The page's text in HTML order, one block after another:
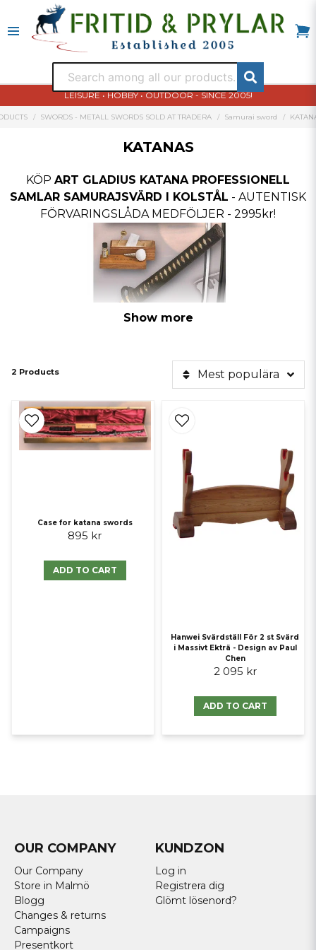
LEISURE • HOBBY • OUTDOOR - SINCE 2005!
SWORDS - METALL SWORDS SOLD AT TRADERA Samurai sword
KATANAS
KÖP ART GLADIUS KATANA PROFESSIONELL
SAMLAR SAMURAJSVÄRD I KOLSTÅL - AUTENTISK
FÖRVARINGSLÅDA MEDFÖLJER - 2995kr!
______________________________________________________
Köp Samurajsvärd Fujiwara Katana blue
än tachi, användes den av samurajer i det feodala Japan och
skars många gamla tachi från roten och förkortades, och
bladet vid roten krossades och omvandlades till katana. Den
specifika termen för katana i Japan är uchigatana (打刀) och
termen katana (刀) syftar ofta på eneggade svärd från hela
Show more
2 Products Mest populära
Case for katana swords
895 kr
ADD TO CART
Hanwei Svärdställ För 2 st Svärd
i Massivt Ekträ - Design av Paul
Chen
2 095 kr
ADD TO CART
OUR COMPANY
Our Company
Store in Malmö
Blogg
Changes & returns
Campaigns
Presentkort
KUNDZON
Log in
Registrera dig
Glömt lösenord?